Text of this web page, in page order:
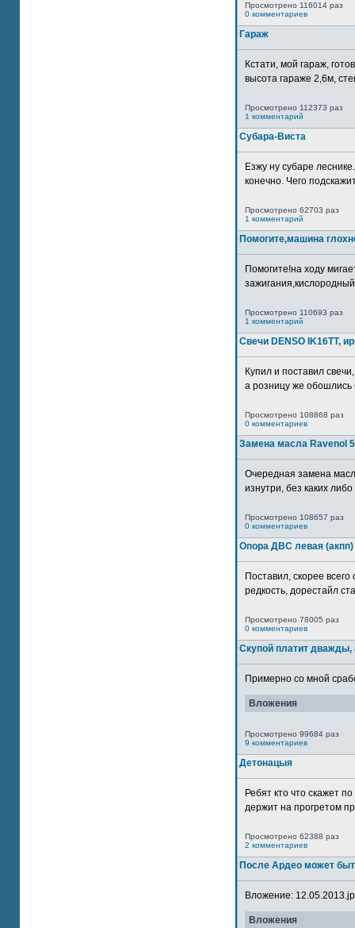
Просмотрено 116014 раз
0 комментариев
Гараж
Кстати, мой гараж,
высота гараже 2,6м,
Просмотрено 112373 раз
1 комментарий
Субара-Виста
Езжу ну субаре
конечно. Чего
Просмотрено 62703 раз
1 комментарий
Помогите,машина
Помогите!на ходу
Просмотрено 110693 раз
1 комментарий
Свечи DENSO IK16TT,
Купил и поставил
а розницу же обошлись
Просмотрено 108868 раз
0 комментариев
Замена масла Ravenol
Очередная замена
изнутри, без каких
Просмотрено 108657 раз
0 комментариев
Опора ДВС левая (акпп)
Поставил, скорее
редкость, дорестайл
Просмотрено 78005 раз
0 комментариев
Скупой платит
Примерно со мной
Вложения
Просмотрено 99684 раз
9 комментариев
Детонацыя
Ребят кто что скажет
держит на прогретом
Просмотрено 62388 раз
2 комментариев
После Ардео может
Вложение:
Вложения